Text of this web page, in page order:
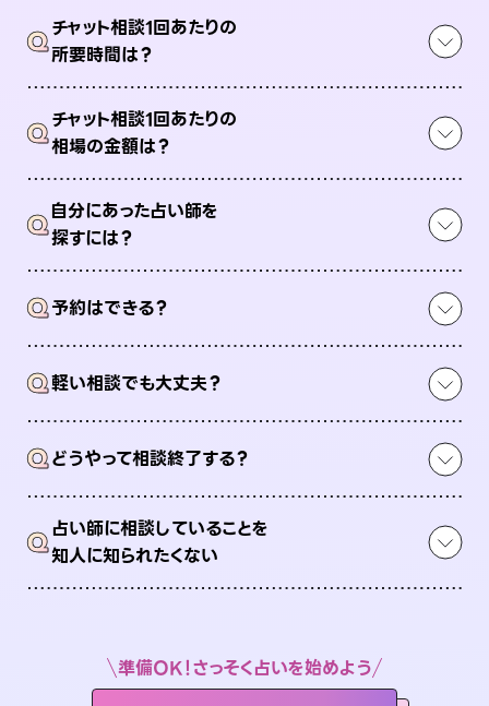
Qチャット相談1回あたりの
所要時間は？
Qチャット相談1回あたりの
相場の金額は？
Q自分にあった占い師を
探すには？
Q予約はできる？
Q軽い相談でも大丈夫？
Qどうやって相談終了する？
Q占い師に相談していることを
知人に知られたくない
準備OK！さっそく占いを始めよう